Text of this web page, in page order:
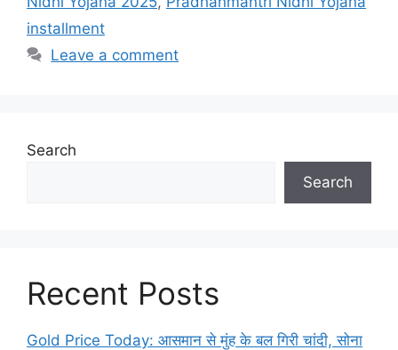
installment
Leave a comment
Search
Search
Recent Posts
Gold Price Today: आसमान से मुंह के बल गिरी चांदी, सोना